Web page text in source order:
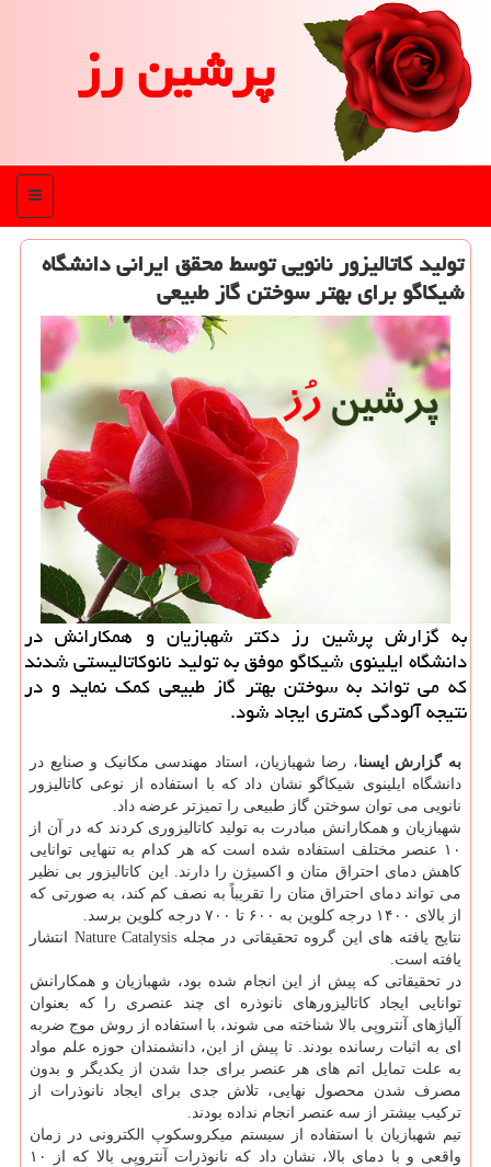
پرشین رز
منو
تولید كاتالیزور نانویی توسط محقق ایرانی دانشگاه
شیكاگو برای بهتر سوختن گاز طبیعی
به گزارش پرشین رز دکتر شهبازیان و همکارانش در
دانشگاه ایلینوی شیکاگو موفق به تولید نانوکاتالیستی شدند
که می تواند به سوختن بهتر گاز طبیعی کمک نماید و در
نتیجه آلودگی کمتری ایجاد شود.
به گزارش ایسنا، رضا شهبازیان، استاد مهندسی مکانیک و صنایع در
دانشگاه ایلینوی شیکاگو نشان داد که با استفاده از نوعی کاتالیزور
نانویی می توان سوختن گاز طبیعی را تمیزتر عرضه داد.
شهبازیان و همکارانش مبادرت به تولید کاتالیزوری کردند که در آن از
۱۰ عنصر مختلف استفاده شده است که هر کدام به تنهایی توانایی
کاهش دمای احتراق متان و اکسیژن را دارند. این کاتالیزور بی نظیر
می تواند دمای احتراق متان را تقریباً به نصف کم کند، به صورتی که
از بالای ۱۴۰۰ درجه کلوین به ۶۰۰ تا ۷۰۰ درجه کلوین برسد.
نتایج یافته های این گروه تحقیقاتی در مجله Nature Catalysis انتشار
یافته است.
در تحقیقاتی که پیش از این انجام شده بود، شهبازیان و همکارانش
توانایی ایجاد کاتالیزورهای نانوذره ای چند عنصری را که بعنوان
آلیاژهای آنتروپی بالا شناخته می شوند، با استفاده از روش موج ضربه
ای به اثبات رسانده بودند. تا پیش از این، دانشمندان حوزه علم مواد
به علت تمایل اتم های هر عنصر برای جدا شدن از یکدیگر و بدون
مصرف شدن محصول نهایی، تلاش جدی برای ایجاد نانوذرات از
ترکیب بیشتر از سه عنصر انجام نداده بودند.
تیم شهبازیان با استفاده از سیستم میکروسکوپ الکترونی در زمان
واقعی و با دمای بالا، نشان داد که نانوذرات آنتروپی بالا که از ۱۰